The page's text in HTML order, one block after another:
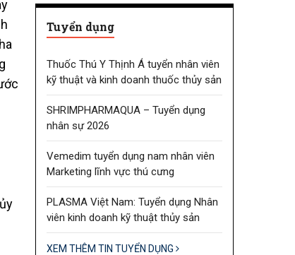
Tuyển dụng
Thuốc Thú Y Thịnh Á tuyển nhân viên
kỹ thuật và kinh doanh thuốc thủy sản
SHRIMPHARMAQUA – Tuyển dụng
nhân sự 2026
Vemedim tuyển dụng nam nhân viên
Marketing lĩnh vực thú cưng
PLASMA Việt Nam: Tuyển dụng Nhân
viên kinh doanh kỹ thuật thủy sản
XEM THÊM TIN TUYỂN DỤNG